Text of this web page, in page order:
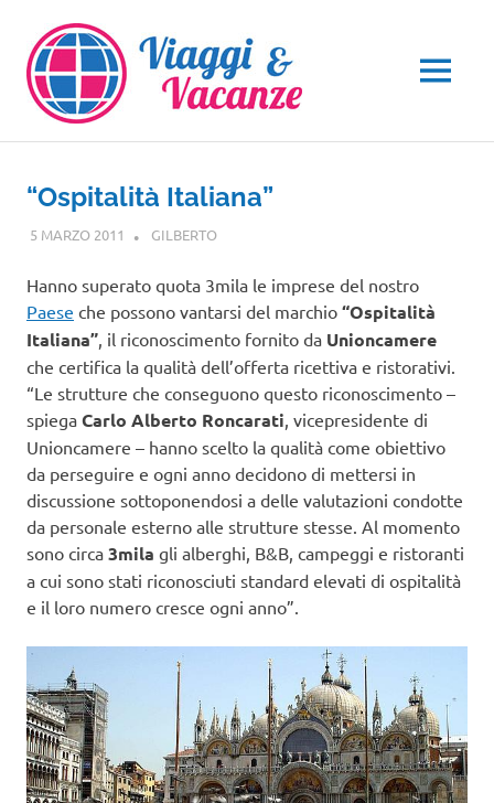
contenuto
MENU
“Ospitalità Italiana”
5 MARZO 2011 GILBERTONOTIZIE VIAGGI
Hanno superato quota 3mila le imprese del nostro
Paese che possono vantarsi del marchio “Ospitalità
Italiana”, il riconoscimento fornito da Unioncamere
che certifica la qualità dell’offerta ricettiva e ristorativi.
“Le strutture che conseguono questo riconoscimento –
spiega Carlo Alberto Roncarati, vicepresidente di
Unioncamere – hanno scelto la qualità come obiettivo
da perseguire e ogni anno decidono di mettersi in
discussione sottoponendosi a delle valutazioni condotte
da personale esterno alle strutture stesse. Al momento
sono circa 3mila gli alberghi, B&B, campeggi e ristoranti
a cui sono stati riconosciuti standard elevati di ospitalità
e il loro numero cresce ogni anno”.